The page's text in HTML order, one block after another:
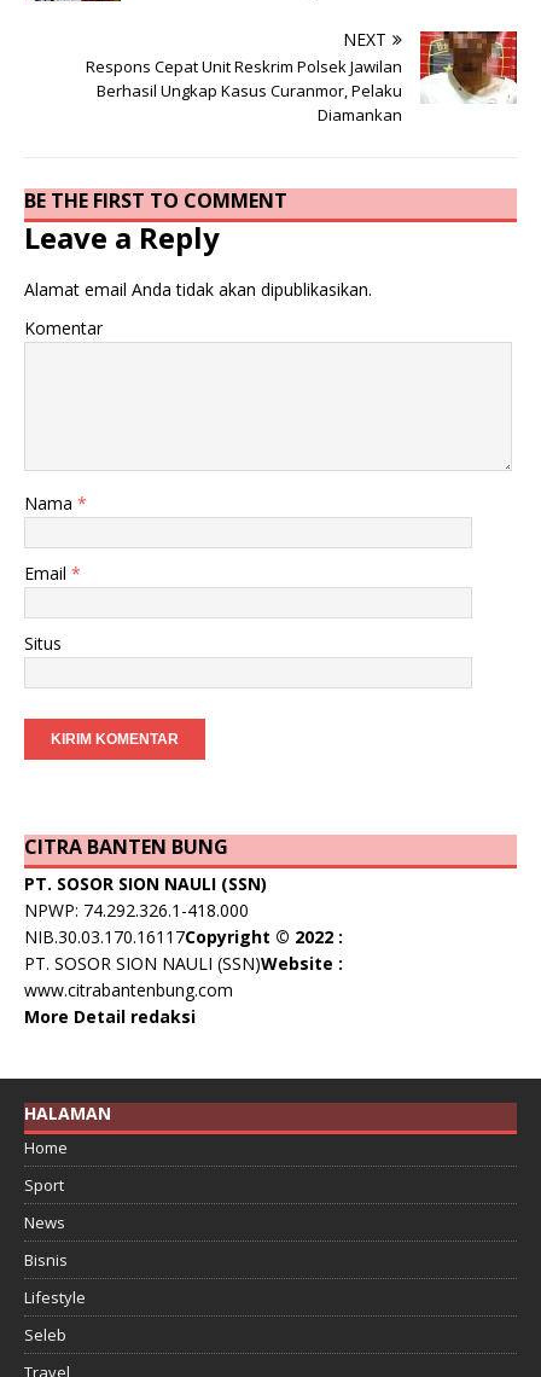
NEXT
Respons Cepat Unit Reskrim Polsek Jawilan
Berhasil Ungkap Kasus Curanmor, Pelaku
Diamankan
BE THE FIRST TO COMMENT
Leave a Reply
Alamat email Anda tidak akan dipublikasikan.
Komentar
Nama *
Email *
Situs
CITRA BANTEN BUNG
PT. SOSOR SION NAULI (SSN)
NPWP: 74.292.326.1-418.000
NIB.30.03.170.16117Copyright © 2022 :
PT. SOSOR SION NAULI (SSN)Website :
www.citrabantenbung.com
More Detail redaksi
HALAMAN
Home
Sport
News
Bisnis
Lifestyle
Seleb